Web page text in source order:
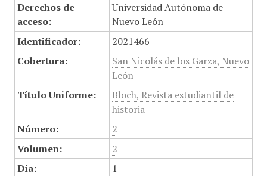
Derechos de
acceso:
Universidad Autónoma de
Nuevo León
Identificador:
2021466
Cobertura:
San Nicolás de los Garza, Nuevo
León
Título Uniforme:
Bloch, Revista estudiantil de
historia
Número:
2
Volumen:
2
Día:
1